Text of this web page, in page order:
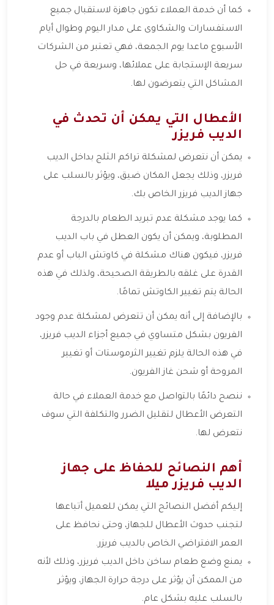
كما أن خدمة العملاء تكون جاهزة لاستقبال جميع
الاستفسارات والشكاوى على مدار اليوم وطوال أيام
الأسبوع ماعدا يوم الجمعة، فهي تعتبر من الشركات
سريعة الإستجابة على عملائها، وسريعة في حل
المشاكل التي يتعرضون لها.
الأعطال التي يمكن أن تحدث في
الديب فريزر
يمكن أن نتعرض لمشكلة تراكم الثلج بداخل الديب
فريزر، وذلك يجعل المكان ضيق، ويؤثر بالسلب على
جهاز الديب فريزر الخاص بك.
كما يوجد مشكلة عدم تبريد الطعام بالدرجة
المطلوبة، ويمكن أن يكون العطل في باب الديب
فريزر، فيكون هناك مشكلة في كاوتش الباب أو عدم
القدرة على غلقه بالطريقة الصحيحة، ولذلك في هذه
الحالة يتم تغيير الكاوتش تمامًا.
بالإضافة إلى أنه يمكن أن تتعرض لمشكلة عدم وجود
الفريون بشكل متساوي في جميع أجزاء الديب فريزر،
في هذه الحالة يلزم تغيير الثرموستات أو تغيير
المروحة أو شحن غاز الفريون.
ننصح دائمًا بالتواصل مع خدمة العملاء في حالة
التعرض الأعطال لتقليل الضرر والتكلفة التي سوف
نتعرض لها.
أهم النصائح للحفاظ على جهاز
الديب فريزر ميلا
إليكم أفضل النصائح التي يمكن للعميل أتباعها
لتجنب حدوث الأعطال للجهاز، وحتى نحافظ على
العمر الافتراضي الخاص بالديب فريزر.
يمنع وضع طعام ساخن داخل الديب فريزر، وذلك لأنه
من الممكن أن يؤثر على درجة حرارة الجهاز، ويؤثر
بالسلب عليه بشكل عام.